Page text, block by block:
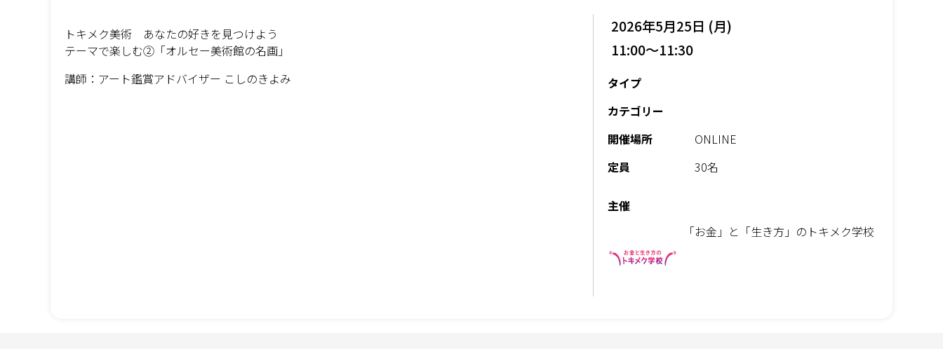
トキメク美術 あなたの好きを見つけよう
テーマで楽しむ②「オルセー美術館の名画」
講師：アート鑑賞アドバイザー こしのきよみ
2026年5月25日 (月)
11:00～11:30
タイプ
カテゴリー
開催場所
ONLINE
定員
30名
主催
「お金」と「生き方」のトキメク学校